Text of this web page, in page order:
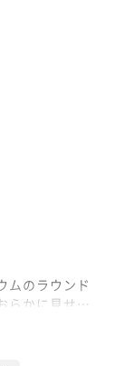
ムのラウンド
らかに見せた